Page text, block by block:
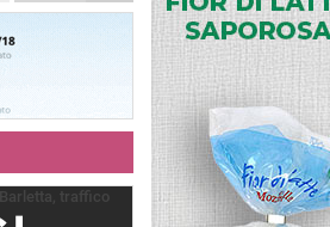
che lo
mattina
Nasce il servizio
traffico